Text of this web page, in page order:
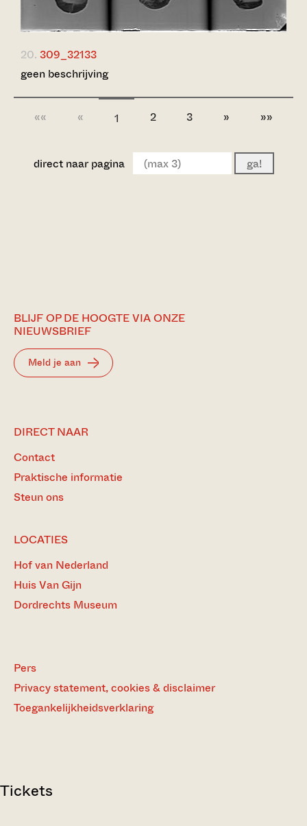
20. 309_32133
geen beschrijving
«« « 1 2 3 » »»
direct naar pagina ga!
BLIJF OP DE HOOGTE VIA ONZE
NIEUWSBRIEF
Meld je aan
DIRECT NAAR
Contact
Praktische informatie
Steun ons
LOCATIES
Hof van Nederland
Huis Van Gijn
Dordrechts Museum
Pers
Privacy statement, cookies & disclaimer
Toegankelijkheidsverklaring
Tickets